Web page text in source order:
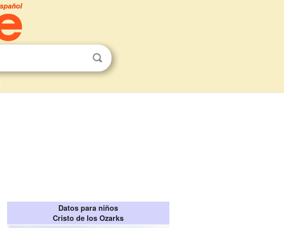
Datos para niños
Cristo de los Ozarks